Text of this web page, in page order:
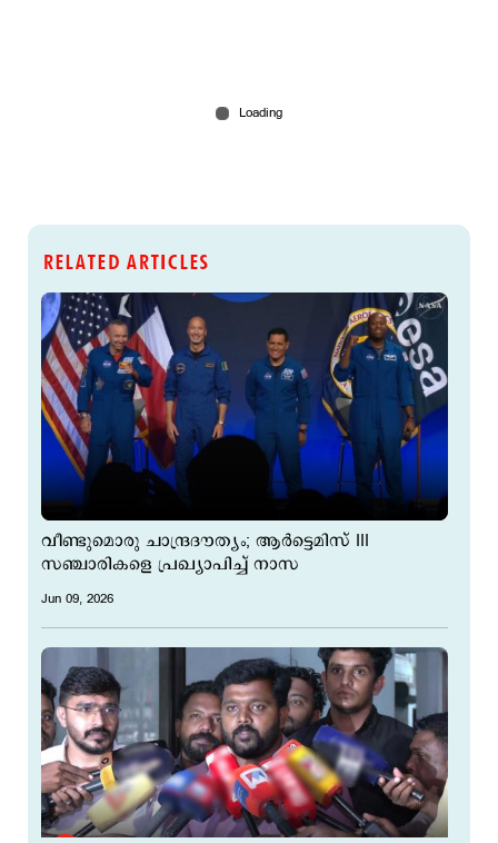
RELATED ARTICLES
വീണ്ടുമൊരു ചാന്ദ്രദൗത്യം; ആർട്ടെമിസ് III
സഞ്ചാരികളെ പ്രഖ്യാപിച്ച് നാസ
Jun 09, 2026